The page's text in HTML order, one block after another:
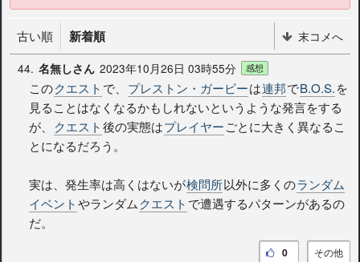
古い順 新着順
末コメへ
44. 名無しさん 2023年10月26日 03時55分 感想
このクエスト で、 プレストン・ガービーは連邦でB.O.S.を
見ることはなくなるかもしれないというような発言をする
が、
クエスト後の実態はプレイヤーごとに大きく異なるこ
とになるだろう。
実は、発生率は高くはないが検問所以外に多くのランダム
イベントやランダム クエスト で遭遇するパターンがあるの
だ。
その他
0